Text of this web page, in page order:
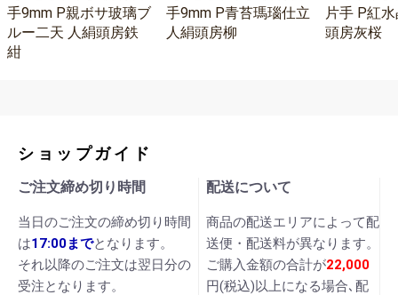
手9mm P親ボサ玻璃ブ
ルー二天 人絹頭房鉄
紺
手9mm P青苔瑪瑙仕立
人絹頭房柳
片手 P紅
頭房灰桜
ショップガイド
ご注文締め切り時間
当日のご注文の締め切り時間
は17:00までとなります。
それ以降のご注文は翌日分の
受注となります。
配送について
商品の配送エリアによって配
送便・配送料が異なります。
ご購入金額の合計が22,000
円(税込)以上になる場合､配